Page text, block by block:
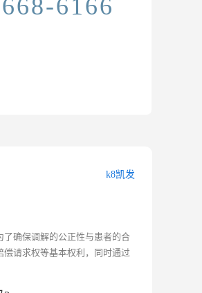
6166
k8凯发
确保调解的公正性与患者的合
请求权等基本权利，同时通过